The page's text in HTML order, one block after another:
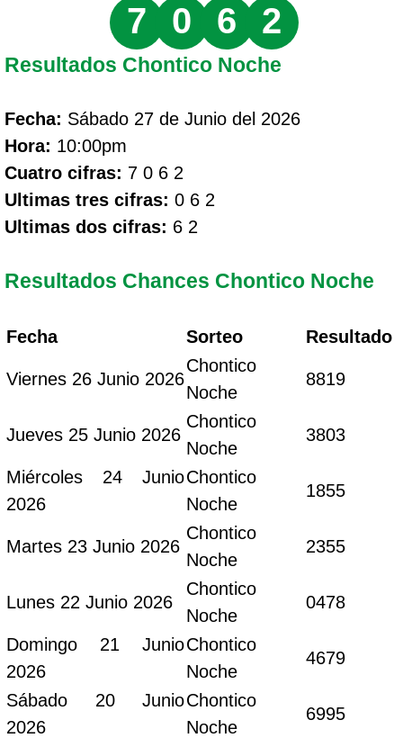
7 0 6 2
Resultados Chontico Noche
Fecha: Sábado 27 de Junio del 2026
Hora: 10:00pm
Cuatro cifras: 7 0 6 2
Ultimas tres cifras: 0 6 2
Ultimas dos cifras: 6 2
Resultados Chances Chontico Noche
Fecha Sorteo Resultado
Viernes 26 Junio 2026
Chontico
Noche
8819
Jueves 25 Junio 2026
Chontico
Noche
3803
Miércoles 24 Junio
2026
Chontico
Noche
1855
Martes 23 Junio 2026
Chontico
Noche
2355
Lunes 22 Junio 2026
Chontico
Noche
0478
Domingo 21 Junio
2026
Chontico
Noche
4679
Sábado 20 Junio
2026
Chontico
Noche
6995